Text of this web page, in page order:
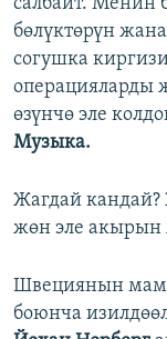
бөлүктөрүн
согушка
операцияларды
өзүнчө эле
Музыка.
Жагдай
жөн эле акырын
Швециянын
боюнча